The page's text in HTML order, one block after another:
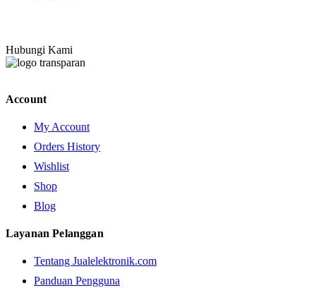
Hubungi Kami
Account
My Account
Orders History
Wishlist
Shop
Blog
Layanan Pelanggan
Tentang Jualelektronik.com
Panduan Pengguna